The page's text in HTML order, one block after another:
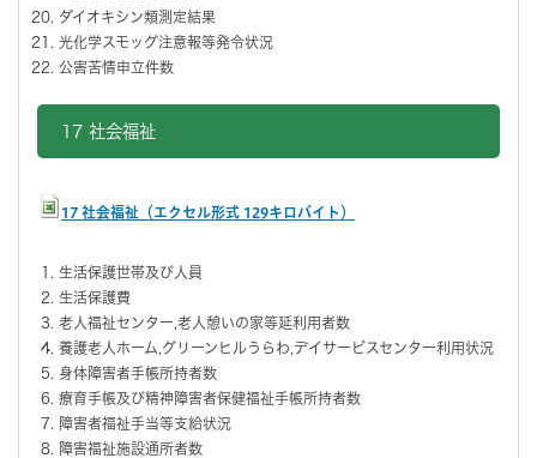
ダイオキシン類測定結果
光化学スモッグ注意報等発令状況
公害苦情申立件数
17 社会福祉
17 社会福祉（エクセル形式 129キロバイト）
生活保護世帯及び人員
生活保護費
老人福祉センター,老人憩いの家等延利用者数
養護老人ホーム,グリーンヒルうらわ,デイサービスセンター利用状況
身体障害者手帳所持者数
療育手帳及び精神障害者保健福祉手帳所持者数
障害者福祉手当等支給状況
障害福祉施設通所者数